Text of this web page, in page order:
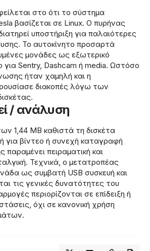
στο ότι το σύστημα
βασίζεται σε Linux. Ο πυρήνας
υποστήριξη για παλαιότερες
Το αυτοκίνητο προσαρτά
μονάδες ως εξωτερικό
για Sentry, Dashcam ή media. Ωστόσο
ήταν χαμηλή και η
διακοπές λόγω των
/ ανάλυση
1,44 MB καθιστά τη δισκέτα
για βίντεο ή συνεχή καταγραφή
πειραματική και
Τεχνικά, ο μετατροπέας
ως συμβατή USB συσκευή και
τις γενικές δυνατότητες του
περιορίζονται σε επίδειξη ή
όχι σε κανονική χρήση